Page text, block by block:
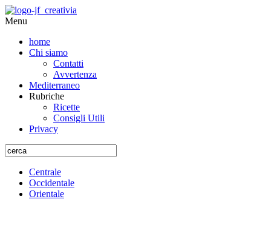
Menu
home
Chi siamo
Contatti
Avvertenza
Mediterraneo
Rubriche
Ricette
Consigli Utili
Privacy
Centrale
Occidentale
Orientale